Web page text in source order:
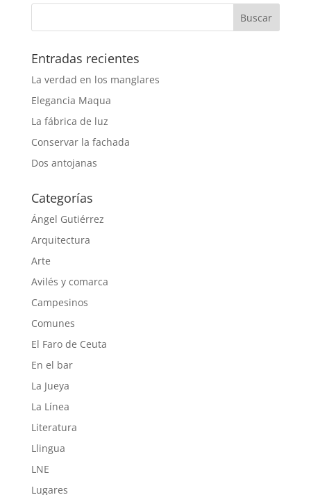
Entradas recientes
La verdad en los manglares
Elegancia Maqua
La fábrica de luz
Conservar la fachada
Dos antojanas
Categorías
Ángel Gutiérrez
Arquitectura
Arte
Avilés y comarca
Campesinos
Comunes
El Faro de Ceuta
En el bar
La Jueya
La Línea
Literatura
Llingua
LNE
Lugares